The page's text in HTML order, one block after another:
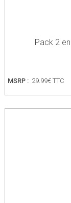
Pack 2
MSRP : 29.99€ TTC